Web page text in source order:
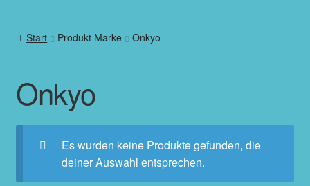
Start Produkt Marke Onkyo
Onkyo
Es wurden keine Produkte gefunden, die
deiner Auswahl entsprechen.